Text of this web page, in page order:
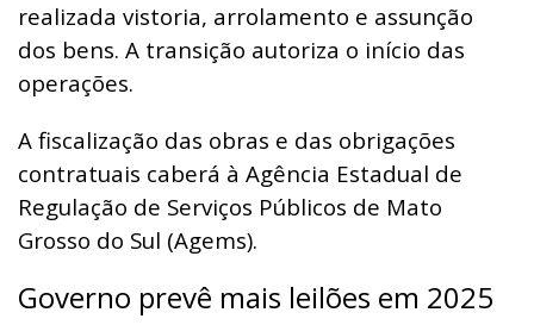
realizada vistoria, arrolamento e assunção
dos bens. A transição autoriza o início das
operações.
A fiscalização das obras e das obrigações
contratuais caberá à Agência Estadual de
Regulação de Serviços Públicos de Mato
Grosso do Sul (Agems).
Governo prevê mais leilões em 2025